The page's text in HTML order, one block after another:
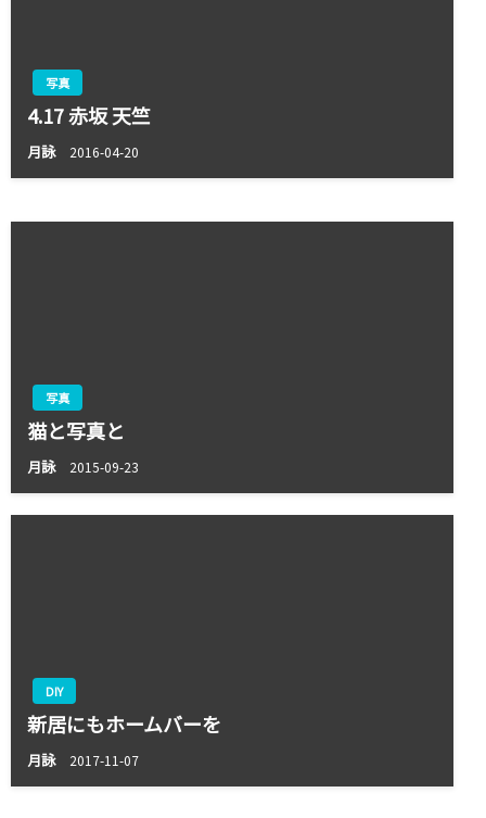
写真
4.17 赤坂 天竺
月詠 2016-04-20
APPLE
月詠
写真
猫と写真と
月詠 2015-09-23
DIY
新居にもホームバーを
月詠 2017-11-07